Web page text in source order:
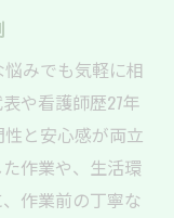
速解決
魅力
実例
役割
詳しく解説
みでも気軽に相
や看護師歴27年
と安心感が両立
作業や、生活環
作業前の丁寧な